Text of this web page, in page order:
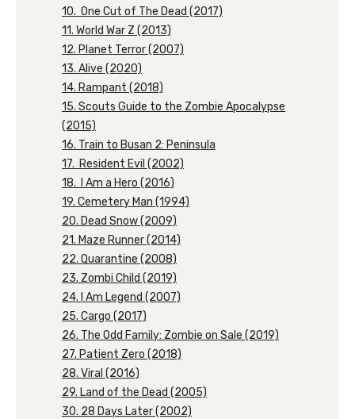
10. One Cut of The Dead (2017)
11. World War Z (2013)
12. Planet Terror (2007)
13. Alive (2020)
14. Rampant (2018)
15. Scouts Guide to the Zombie Apocalypse
(2015)
16. Train to Busan 2: Peninsula
17. Resident Evil (2002)
18. I Am a Hero (2016)
19. Cemetery Man (1994)
20. Dead Snow (2009)
21. Maze Runner (2014)
22. Quarantine (2008)
23. Zombi Child (2019)
24. I Am Legend (2007)
25. Cargo (2017)
26. The Odd Family: Zombie on Sale (2019)
27. Patient Zero (2018)
28. Viral (2016)
29. Land of the Dead (2005)
30. 28 Days Later (2002)